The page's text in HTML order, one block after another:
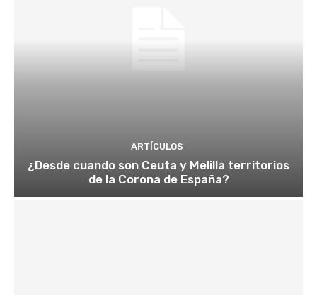
ARTÍCULOS
¿Desde cuando son Ceuta y Melilla territorios
de la Corona de España?